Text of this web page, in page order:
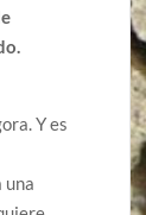
Y es
una